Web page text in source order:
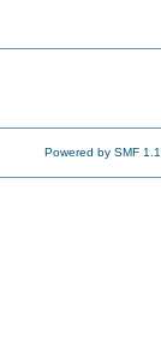
Powered by SMF